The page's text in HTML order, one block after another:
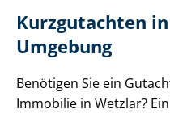
Kurzgutachten
Umgebung
Benötigen Sie ein
Immobilie in Wetzlar?